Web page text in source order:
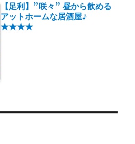
【足利】”咲々” 昼から飲める
アットホームな居酒屋♪
★★★★